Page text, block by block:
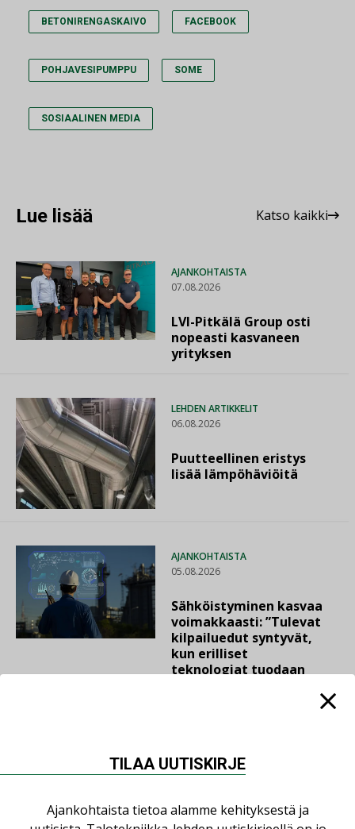
BETONIRENGASKAIVO FACEBOOK
POHJAVESIPUMPPU SOME
SOSIAALINEN MEDIA
Lue lisää Katso kaikki
AJANKOHTAISTA
07.08.2026
LVI-Pitkälä Group osti
nopeasti kasvaneen
yrityksen
LEHDEN ARTIKKELIT
06.08.2026
Puutteellinen eristys
lisää lämpöhäviöitä
AJANKOHTAISTA
05.08.2026
Sähköistyminen kasvaa
voimakkaasti: ”Tulevat
kilpailuedut syntyvät,
kun erilliset
teknologiat tuodaan
LUETUIMMAT UUTISET
TILAA UUTISKIRJE
Ajankohtaista tietoa alamme kehityksestä ja